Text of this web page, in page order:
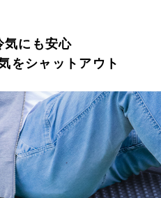
気にも安心
をシャットアウト